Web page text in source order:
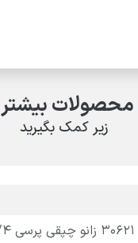
محصولات بیشتر
زیر کمک بگیرید
30621 زانو چپقی پرسی 3/4*32 نیوپایپ